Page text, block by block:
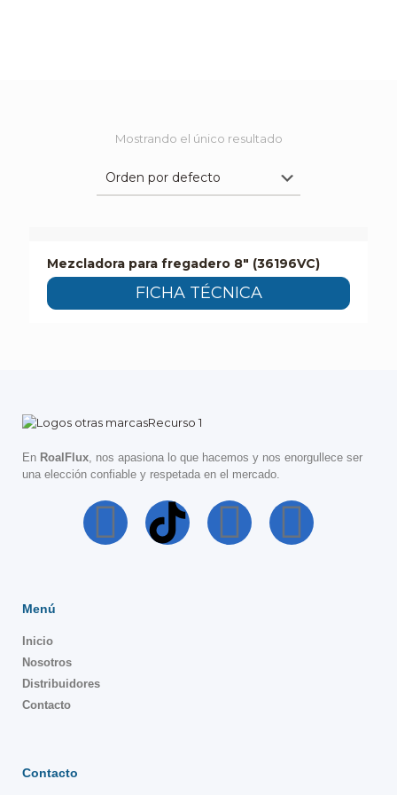
Mostrando el único resultado
Mezcladora para fregadero 8″ (36196VC)
FICHA TÉCNICA
En RoalFlux, nos apasiona lo que hacemos y nos enorgullece ser
una elección confiable y respetada en el mercado.
Menú
Inicio
Nosotros
Distribuidores
Contacto
Contacto